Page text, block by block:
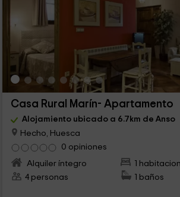
Casa Rural Marín- Apartamento
Alojamiento ubicado a 6.7km de Anso
Hecho, Huesca
0 opiniones
Alquiler íntegro
1
4 personas
1 baños